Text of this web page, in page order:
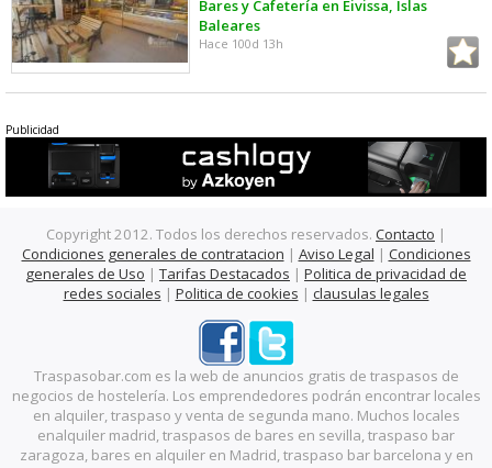
Bares y Cafetería en Eivissa, Islas
Baleares
Hace 100d 13h
Publicidad
Copyright 2012. Todos los derechos reservados. Contacto |
Condiciones generales de contratacion | Aviso Legal | Condiciones
generales de Uso | Tarifas Destacados | Politica de privacidad de
redes sociales | Politica de cookies | clausulas legales
Traspasobar.com es la web de anuncios gratis de traspasos de
negocios de hostelería. Los emprendedores podrán encontrar locales
en alquiler, traspaso y venta de segunda mano. Muchos locales
enalquiler madrid, traspasos de bares en sevilla, traspaso bar
zaragoza, bares en alquiler en Madrid, traspaso bar barcelona y en